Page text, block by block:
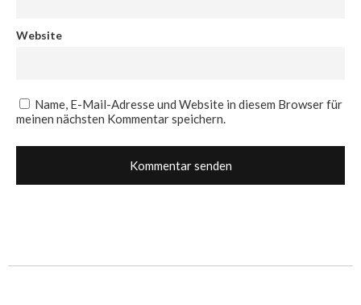
Website
Name, E-Mail-Adresse und Website in diesem Browser für
meinen nächsten Kommentar speichern.